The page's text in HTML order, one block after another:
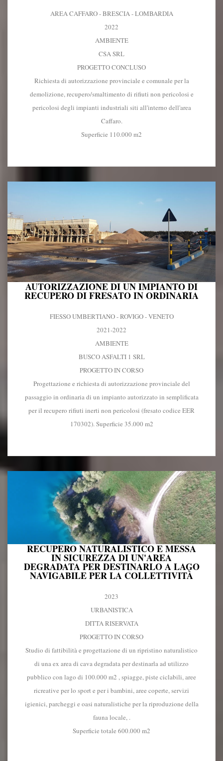
AREA CAFFARO - BRESCIA - LOMBARDIA
2022
AMBIENTE
CSA SRL
PROGETTO CONCLUSO
Richiesta di autorizzazione provinciale e comunale per la
demolizione, recupero/smaltimento di rifiuti non pericolosi e
pericolosi degli impianti industriali siti all'interno dell'area
Caffaro.
Superficie 110.000 m2
AUTORIZZAZIONE DI UN IMPIANTO DI
RECUPERO DI FRESATO IN ORDINARIA
FIESSO UMBERTIANO - ROVIGO - VENETO
2021-2022
AMBIENTE
BUSCO ASFALTI 1 SRL
PROGETTO IN CORSO
Progettazione e richiesta di autorizzazione provinciale del
passaggio in ordinaria di un impianto autorizzato in semplificata
per il recupero rifiuti inerti non pericolosi (fresato codice EER
170302). Superficie 35.000 m2
RECUPERO NATURALISTICO E MESSA
IN SICUREZZA DI UN'AREA
DEGRADATA PER DESTINARLO A LAGO
NAVIGABILE PER LA COLLETTIVITÀ
2023
URBANISTICA
DITTA RISERVATA
PROGETTO IN CORSO
Studio di fattibilità e progettazione di un ripristino naturalistico
di una ex area di cava degradata per destinarla ad utilizzo
pubblico con lago di 100.000 m2 , spiagge, piste ciclabili, aree
ricreative per lo sport e per i bambini, aree coperte, servizi
igienici, parcheggi e oasi naturalistiche per la riproduzione della
fauna locale, .
Superficie totale 600.000 m2